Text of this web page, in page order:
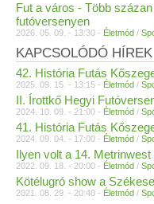
Fut a város - Több
futóversenyen
2026. 05. 09. - 13:30 - Életmód /
KAPCSOLÓDÓ HÍREK
42. História Futás
2025. 09. 15. - 13:15 - Életmód /
II. Írottkő Hegyi
2024. 10. 09. - 21:00 - Életmód /
41. História Futás
2024. 09. 04. - 17:00 - Életmód /
Ilyen volt a 14.
2022. 09. 18. - 20:00 - Életmód /
Kötélugró show a
2021. 08. 29. - 20:40 - Életmód /